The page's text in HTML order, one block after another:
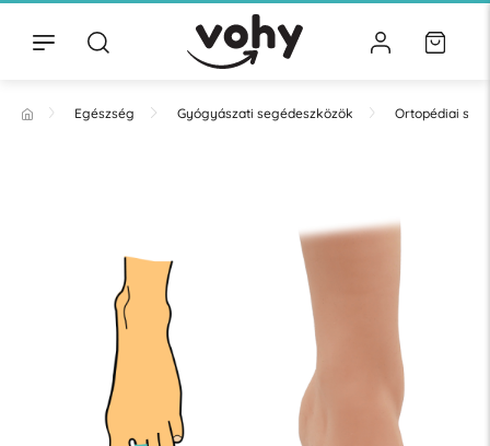
Egészség Gyógyászati segédeszközök Ortopédiai